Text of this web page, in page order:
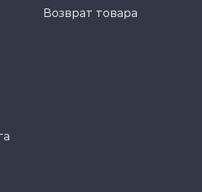
Возврат товара